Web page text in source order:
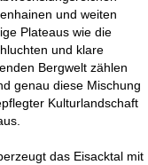
und weiten
Plateaus wie die
und klare
Bergwelt zählen
genau diese Mischung
Kulturlandschaft
das Eisacktal mit